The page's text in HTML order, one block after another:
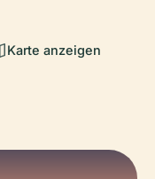
Karte anzeigen